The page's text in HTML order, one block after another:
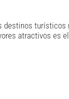
destinos
atractivos es